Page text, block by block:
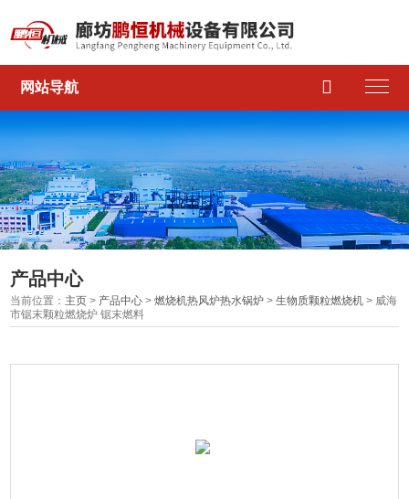
网站导航 
产品中心
当前位置： 主页 > 产品中心 >燃烧机热风炉热水锅炉 >生物质颗粒燃烧机 > 威海
市锯末颗粒燃烧炉 锯末燃料